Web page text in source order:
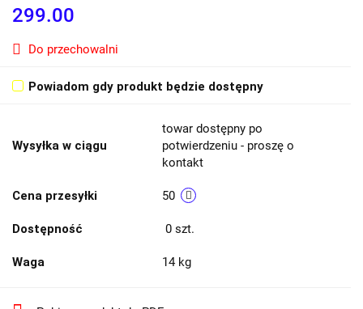
299.00
Do przechowalni
Powiadom gdy produkt będzie dostępny
Wysyłka w ciągu
towar dostępny po
potwierdzeniu - proszę o
kontakt
Cena przesyłki 50
Dostępność 0 szt.
Waga 14 kg